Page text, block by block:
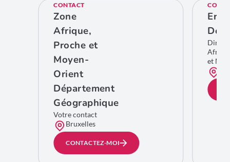
CONTACT
Zone
Afrique,
Proche et
Moyen-
Orient
Département
Géographique
Votre contact
Bruxelles
CONTACTEZ-MOI
Eric
De
et